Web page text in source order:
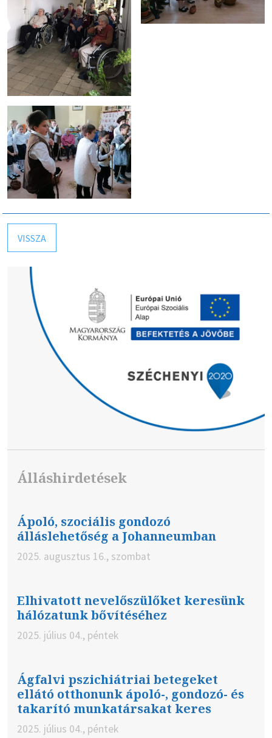
VISSZA
Álláshirdetések
Ápoló, szociális gondozó
álláslehetőség a Johanneumban
2025. augusztus 16., szombat
Elhivatott nevelőszülőket keresünk
hálózatunk bővítéséhez
2025. július 04., péntek
Ágfalvi pszichiátriai betegeket
ellátó otthonunk ápoló-, gondozó- és
takarító munkatársakat keres
2025. július 04., péntek